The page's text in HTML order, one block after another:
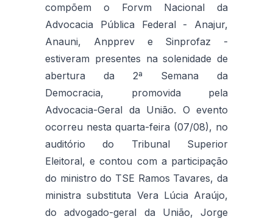
compõem o Forvm Nacional da
Advocacia Pública Federal - Anajur,
Anauni, Anpprev e Sinprofaz -
estiveram presentes na solenidade de
abertura da 2ª Semana da
Democracia, promovida pela
Advocacia-Geral da União. O evento
ocorreu nesta quarta-feira (07/08), no
auditório do Tribunal Superior
Eleitoral, e contou com a participação
do ministro do TSE Ramos Tavares, da
ministra substituta Vera Lúcia Araújo,
do advogado-geral da União, Jorge